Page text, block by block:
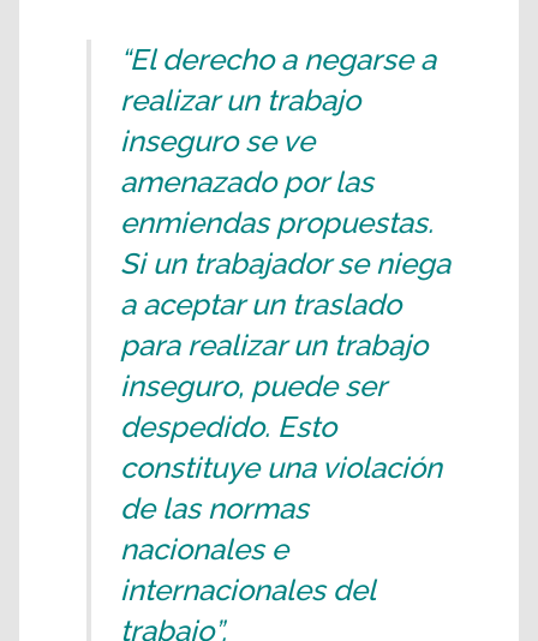
“El derecho a negarse a
realizar un trabajo
inseguro se ve
amenazado por las
enmiendas propuestas.
Si un trabajador se niega
a aceptar un traslado
para realizar un trabajo
inseguro, puede ser
despedido. Esto
constituye una violación
de las normas
nacionales e
internacionales del
trabajo”.